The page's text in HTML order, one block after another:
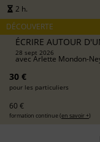
2 h.
DÉCOUVERTE
ÉCRIRE AUTOUR
28 sept 2026
avecArlette Mondon-
30 €
pour les particuliers
60 €
formation continue (en savoir +)